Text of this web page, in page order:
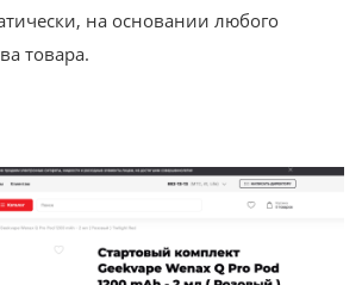
на основании любого
товара.